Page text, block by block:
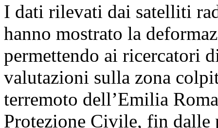
I dati rilevati dai satelliti
hanno mostrato la
permettendo ai ricercatori
valutazioni sulla zona
terremoto dell’Emilia
Protezione Civile, fin dalle